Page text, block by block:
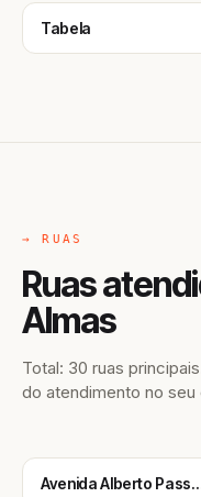
Tabela
→ RUAS
Ruas
Almas
Total: 30 ruas
do atendimento no
Avenida